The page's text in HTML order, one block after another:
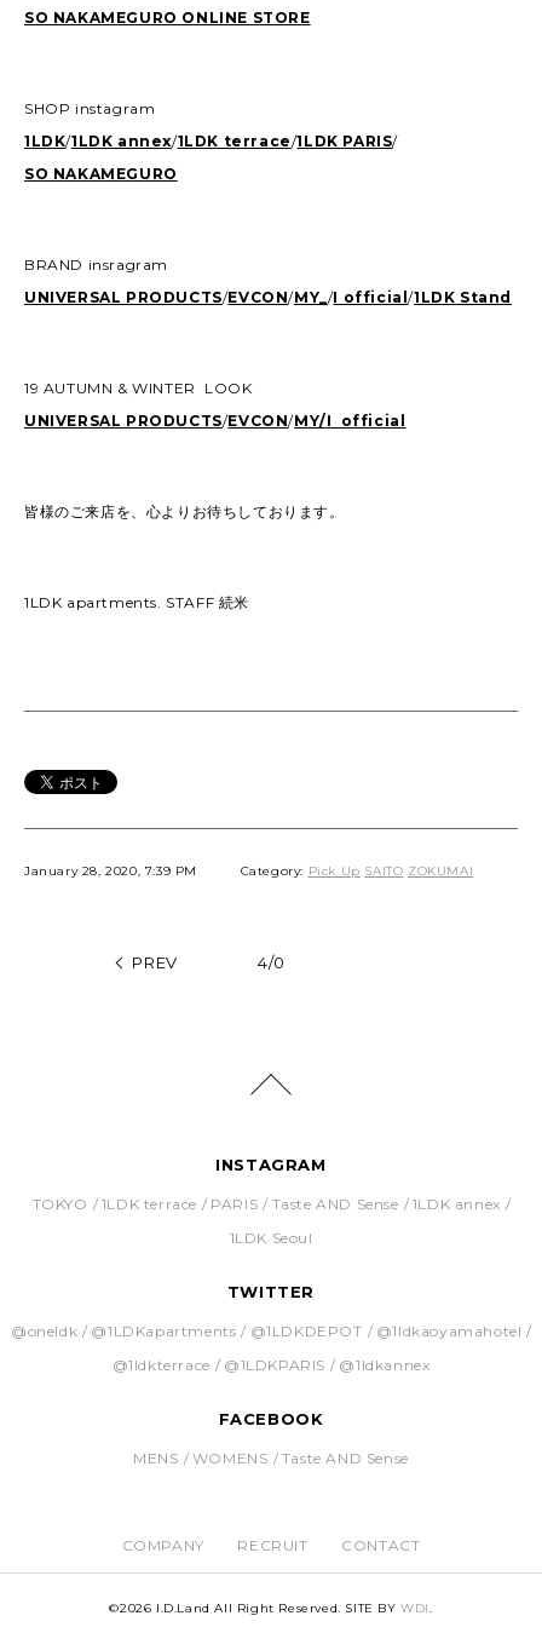
SO NAKAMEGURO ONLINE STORE
SHOP instagram
1LDK/1LDK annex/1LDK terrace/1LDK PARIS/
SO NAKAMEGURO
BRAND insragram
UNIVERSAL PRODUCTS/EVCON/MY_ /I official/1LDK Stand
19 AUTUMN & WINTER LOOK
UNIVERSAL PRODUCTS/EVCON/MY/I official
皆様のご来店を、心よりお待ちしております。
1LDK apartments. STAFF 続米
January 28, 2020, 7:39 PM Category: Pick Up SAITO ZOKUMAI
PREV 4/0
INSTAGRAM
TOKYO 1LDK terrace PARIS Taste AND Sense
1LDK annex
1LDK Seoul
TWITTER
@oneldk @1LDKapartments @1LDKDEPOT
@1ldkaoyamahotel
@1ldkterrace
@1LDKPARIS @1ldkannex
FACEBOOK
MENS WOMENS Taste AND Sense
COMPANY RECRUIT CONTACT
©2026 I.D.Land All Right Reserved. SITE BYWDI.